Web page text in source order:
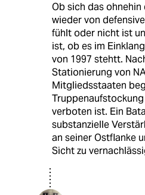
Ob sich das
wieder von
fühlt oder nicht ist
ist, ob es im
von 1997 stehtt.
Stationierung von
Mitgliedsstaaten
verboten ist. Ein
substanzielle
an seiner Ostflanke
Sicht zu